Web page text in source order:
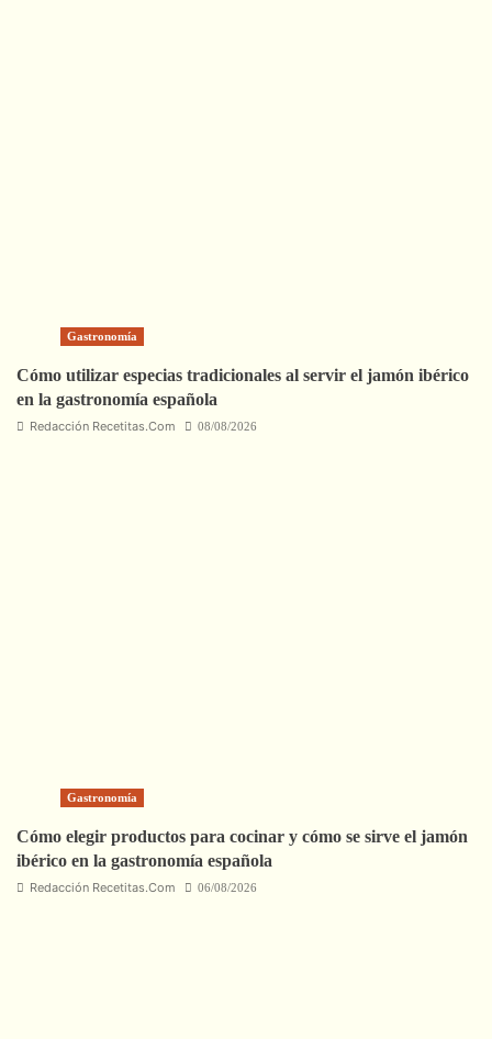
Gastronomía
Cómo utilizar especias tradicionales al servir el jamón ibérico
en la gastronomía española
Redacción Recetitas.Com 08/08/2026
Gastronomía
Cómo elegir productos para cocinar y cómo se sirve el jamón
ibérico en la gastronomía española
Redacción Recetitas.Com 06/08/2026